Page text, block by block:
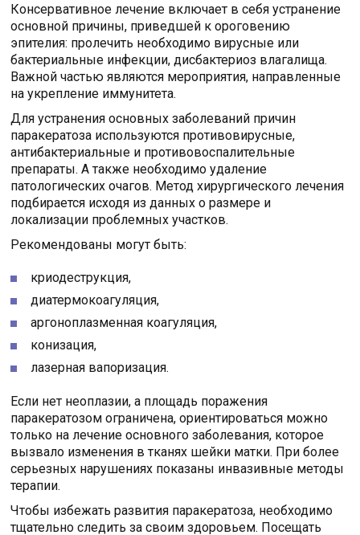
Консервативное лечение включает в себя устранение
основной причины, приведшей к ороговению
эпителия: пролечить необходимо вирусные или
бактериальные инфекции, дисбактериоз влагалища.
Важной частью являются мероприятия, направленные
на укрепление иммунитета.
Для устранения основных заболеваний причин
паракератоза используются противовирусные,
антибактериальные и противовоспалительные
препараты. А также необходимо удаление
патологических очагов. Метод хирургического лечения
подбирается исходя из данных о размере и
локализации проблемных участков.
Рекомендованы могут быть:
криодеструкция,
диатермокоагуляция,
аргоноплазменная коагуляция,
конизация,
лазерная вапоризация.
Если нет неоплазии, а площадь поражения
паракератозом ограничена, ориентироваться можно
только на лечение основного заболевания, которое
вызвало изменения в тканях шейки матки. При более
серьезных нарушениях показаны инвазивные методы
терапии.
Чтобы избежать развития паракератоза, необходимо
тщательно следить за своим здоровьем. Посещать